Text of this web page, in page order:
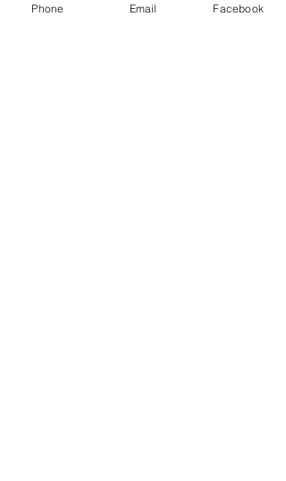
Phone Email Facebook